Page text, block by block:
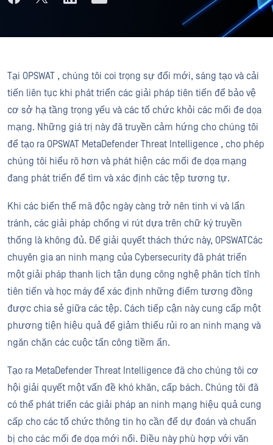
Tại OPSWAT , chúng tôi coi trọng sự đổi mới, sáng tạo và cải
tiến liên tục khi phát triển các giải pháp tiên tiến để bảo vệ
cơ sở hạ tầng trọng yếu và các tổ chức khỏi các mối đe dọa
mạng. Những giá trị này đã truyền cảm hứng cho chúng tôi
để tạo ra OPSWAT MetaDefender Threat Intelligence , cho phép
chúng tôi hiểu rõ hơn và phát hiện các mối đe dọa mạng
đang phát triển để tìm và xác định các tệp tương tự.
Khi các biến thể mã độc ngày càng trở nên tinh vi và lẩn
tránh, các giải pháp chống vi rút dựa trên chữ ký truyền
thống là không đủ. Để giải quyết thách thức này, OPSWATCác
chuyên gia an ninh mạng của Cybersecurity đã phát triển
một giải pháp thanh lịch tận dụng công nghệ phân tích tĩnh
tiên tiến và học máy để xác định những điểm tương đồng
được chia sẻ giữa các tệp. Cách tiếp cận này cung cấp một
phương tiện hiệu quả để giảm thiểu rủi ro an ninh mạng và
ngăn chặn các cuộc tấn công tiềm ẩn.
Tạo ra MetaDefender Threat Intelligence đã cho chúng tôi cơ
hội giải quyết một vấn đề khó khăn, cấp bách. Chúng tôi đã
có thể phát triển các giải pháp an ninh mạng hiệu quả cung
cấp cho các tổ chức thông tin họ cần để dự đoán và chuẩn
bị cho các mối đe dọa mới nổi. Điều này phù hợp với văn